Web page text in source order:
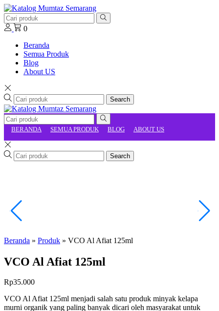
0
Beranda
Semua Produk
Blog
About US
Search
BERANDA SEMUA PRODUK BLOG ABOUT US
Search
Beranda » Produk » VCO Al Afiat 125ml
VCO Al Afiat 125ml
Rp35.000
VCO Al Afiat 125ml menjadi salah satu produk minyak kelapa
murni organik yang paling banyak dicari oleh masyarakat untuk